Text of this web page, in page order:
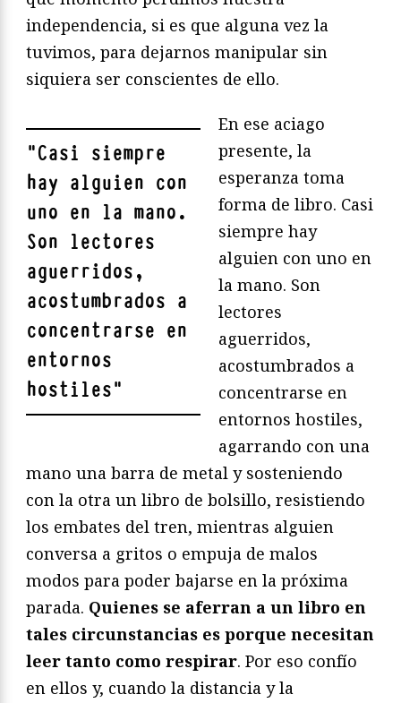
independencia, si es que alguna vez la
tuvimos, para dejarnos manipular sin
siquiera ser conscientes de ello.
"Casi siempre
hay alguien con
uno en la mano.
Son lectores
aguerridos,
acostumbrados a
concentrarse en
entornos
hostiles"
En ese aciago
presente, la
esperanza toma
forma de libro. Casi
siempre hay
alguien con uno en
la mano. Son
lectores
aguerridos,
acostumbrados a
concentrarse en
entornos hostiles,
agarrando con una
mano una barra de metal y sosteniendo
con la otra un libro de bolsillo, resistiendo
los embates del tren, mientras alguien
conversa a gritos o empuja de malos
modos para poder bajarse en la próxima
parada. Quienes se aferran a un libro en
tales circunstancias es porque necesitan
leer tanto como respirar. Por eso confío
en ellos y, cuando la distancia y la